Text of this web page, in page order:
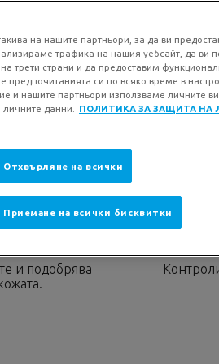
Всички
ежедневен
КОЛИЧЕСТВО 40
и подобрява
на нашите партньори, за да ви
трафика на нашия уебсайт, да ви
трети страни и да предоставим
си по всяко време в
и нашите партньори използваме личните
данни.
ПОЛИТИКА ЗА ЗАЩИТА НА
Отхвърляне на всички
Приемане на всички бисквитки